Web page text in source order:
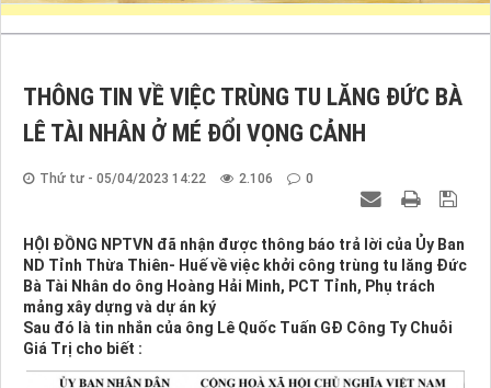
THÔNG TIN VỀ VIỆC TRÙNG TU LĂNG ĐỨC BÀ
LÊ TÀI NHÂN Ở MÉ ĐỔI VỌNG CẢNH
Thứ tư - 05/04/2023 14:22 2.106 0
HỘI ĐỒNG NPTVN đã nhận được thông báo trả lời của Ủy Ban
ND Tỉnh Thừa Thiên- Huế về việc khởi công trùng tu lăng Đức
Bà Tài Nhân do ông Hoàng Hải Minh, PCT Tỉnh, Phụ trách
mảng xây dựng và dự án ký
Sau đó là tin nhắn của ông Lê Quốc Tuấn GĐ Công Ty Chuỗi
Giá Trị cho biết :